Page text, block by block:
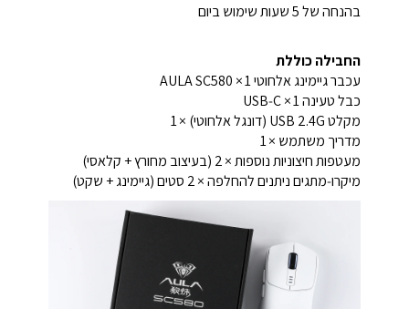
בהנחה של 5 שעות שימוש ביום
החבילה כוללת
עכבר גיימינג אלחוטי AULA SC580 × 1
כבל טעינה USB‑C × 1
מקלט USB 2.4G (דונגל אלחוטי) × 1
מדריך משתמש × 1
מעטפות חיצוניות נוספות × 2 (בעיצוב מחורץ + קלאסי)
מיקרו‑מתגים ניתנים להחלפה × 2 סטים (גיימינג + שקט)